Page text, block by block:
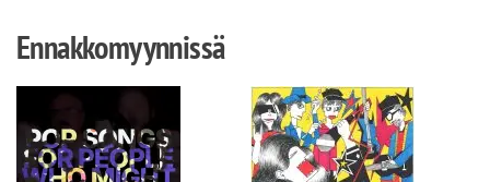
Ennakkomyynnissä